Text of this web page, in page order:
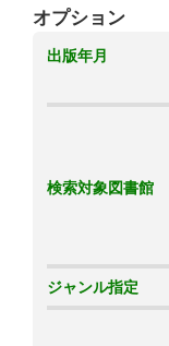
オプション
出版年月
検索対象図書館
ジャンル指定